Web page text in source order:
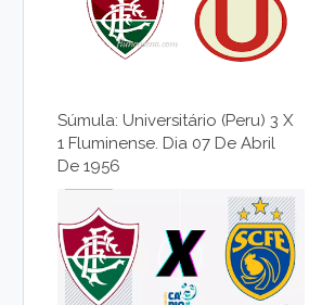
Súmula: Universitário (Peru) 3 X
1 Fluminense. Dia 07 De Abril
De 1956